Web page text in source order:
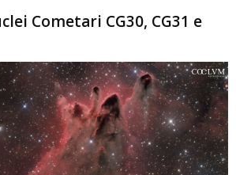
Cometari CG30, CG31 e